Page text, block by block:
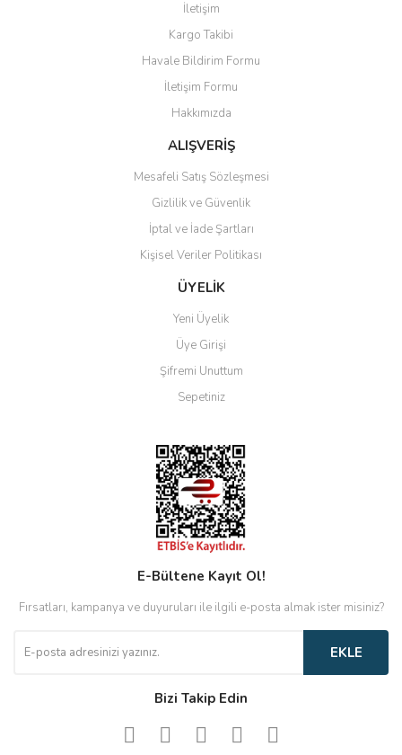
Ürün resmi kalitesiz, bozuk veya görüntülenemiyor.
Ürün açıklamasında eksik bilgiler bulunuyor.
Ürün bilgilerinde hatalar bulunuyor.
Ürün fiyatı diğer sitelerden daha pahalı.
Bu ürüne benzer farklı alternatifler olmalı.
Gönder
İletişim
Kargo Takibi
Havale Bildirim Formu
İletişim Formu
Hakkımızda
ALIŞVERİŞ
Mesafeli Satış Sözleşmesi
Gizlilik ve Güvenlik
İptal ve İade Şartları
Kişisel Veriler Politikası
ÜYELİK
Yeni Üyelik
Üye Girişi
Şifremi Unuttum
Sepetiniz
E-Bültene Kayıt Ol!
Fırsatları, kampanya ve duyuruları ile ilgili e-posta almak ister misiniz?
EKLE
Bizi Takip Edin